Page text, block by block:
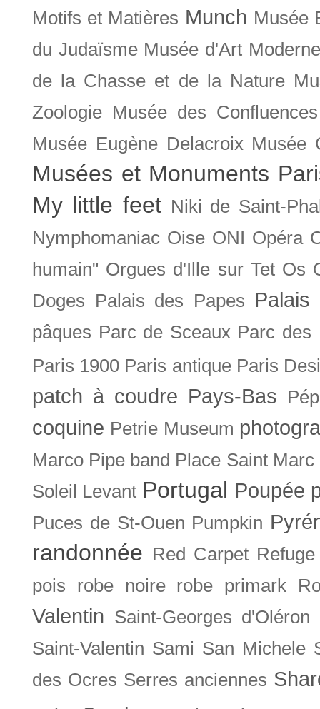
Motifs et Matières Munch Musée
du Judaïsme Musée d'Art
de la Chasse et de la Nature
Zoologie Musée des Confluences
Musée Eugène Delacroix Musée
Musées et Monuments
My little feet Niki de Saint-
Nymphomaniac Oise ONI Opéra
humain" Orgues d'Ille sur Tet Os
Doges
Palais des Papes Palais
pâques Parc de Sceaux Parc des
Paris 1900 Paris antique Paris
patch à coudre Pays-Bas
coquine Petrie Museum
Marco Pipe band Place Saint Marc
Soleil Levant Portugal Poupée
Puces de St-Ouen Pumpkin
randonnée Red Carpet Refuge
pois
robe noire robe primark
Valentin Saint-Georges d'Oléron
Saint-Valentin Sami San Michele
des Ocres Serres anciennes